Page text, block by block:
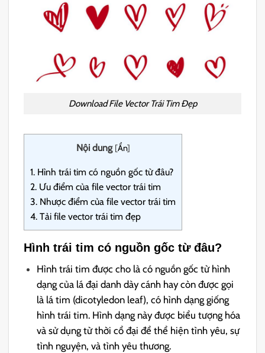
Download File Vector Trái Tim Đẹp
Nội dung [Ẩn]
1. Hình trái tim có nguồn gốc từ đâu?
2. Ưu điểm của file vector trái tim
3. Nhược điểm của file vector trái tim
4. Tải file vector trái tim đẹp
Hình trái tim có nguồn gốc từ đâu?
Hình trái tim được cho là có nguồn gốc từ hình
dạng của lá đại danh dày cánh hay còn được gọi
là lá tim (dicotyledon leaf), có hình dạng giống
hình trái tim. Hình dạng này được biểu tượng hóa
và sử dụng từ thời cổ đại để thể hiện tình yêu, sự
tình nguyện, và tình yêu thương.